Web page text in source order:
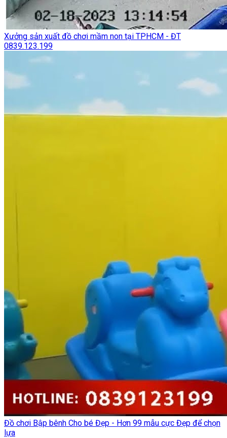
Xưởng sản xuất đồ chơi mầm non tại TPHCM - ĐT
0839.123.199
Đồ chơi Bập bênh Cho bé Đẹp - Hơn 99 mẫu cực Đẹp để chọn
lựa